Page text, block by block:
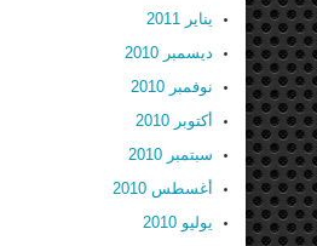
يناير 2011
ديسمبر 2010
نوفمبر 2010
أكتوبر 2010
سبتمبر 2010
أغسطس 2010
يوليو 2010